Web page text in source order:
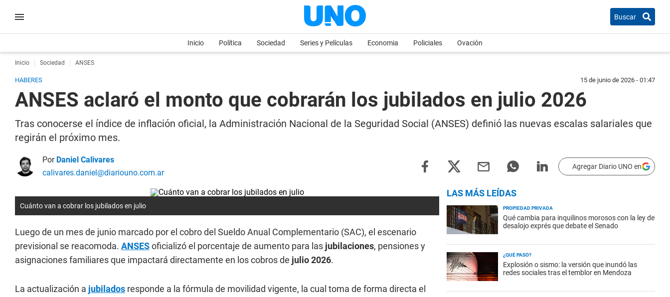
Buscar
Inicio Política Sociedad Series y Películas Economia Policiales Ovación
Inicio Sociedad ANSES
HABERES 15 de junio de 2026 - 01:47
ANSES aclaró el monto que cobrarán los jubilados en julio 2026
Tras conocerse el índice de inflación oficial, la Administración Nacional de la Seguridad Social (ANSES) definió las nuevas escalas salariales que
regirán el próximo mes.
Por Daniel Calivares
calivares.daniel@diariouno.com.ar
Agregar Diario UNO en
Cuánto van a cobrar los jubilados en julio
Luego de un mes de junio marcado por el cobro del Sueldo Anual Complementario (SAC), el escenario
previsional se reacomoda. ANSESoficializó el porcentaje de aumento para las jubilaciones, pensiones y
asignaciones familiares que impactará directamente en los cobros de julio 2026.
La actualización a jubilados responde a la fórmula de movilidad vigente, la cual toma de forma directa el
LAS MÁS LEÍDAS
PROPIEDAD PRIVADA
Qué cambia para inquilinos morosos con la ley de
desalojo exprés que debate el Senado
¿QUÉ PASÓ?
Explosión o sismo: la versión que inundó las
redes sociales tras el temblor en Mendoza